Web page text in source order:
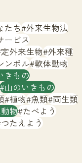
大
ターとは
たち 外来生物法
ービス
外来生物 外来種
ンボル 軟体動物
きもの
山のいきもの
植物 魚類 両生類
物 たべよう
つたえよう